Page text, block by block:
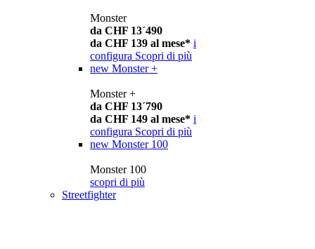
Monster
da CHF 13´490
da CHF 139 al mese* i
configura Scopri di più
new Monster +
Monster +
da CHF 13´790
da CHF 149 al mese* i
configura Scopri di più
new Monster 100
Monster 100
scopri di più
Streetfighter